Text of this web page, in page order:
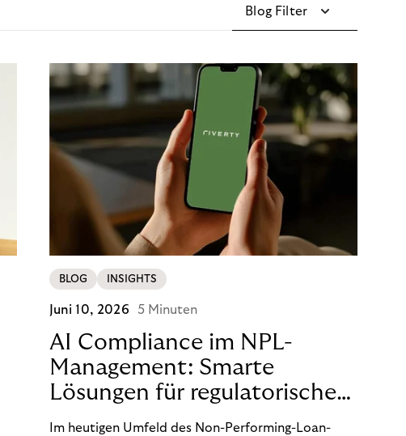
Blog Filter
BLOG INSIGHTS
Juni 10, 2026 5 Minuten
AI Compliance im NPL-
Management: Smarte
Lösungen für regulatorische
Sicherheit
Im heutigen Umfeld des Non-Performing-Loan-